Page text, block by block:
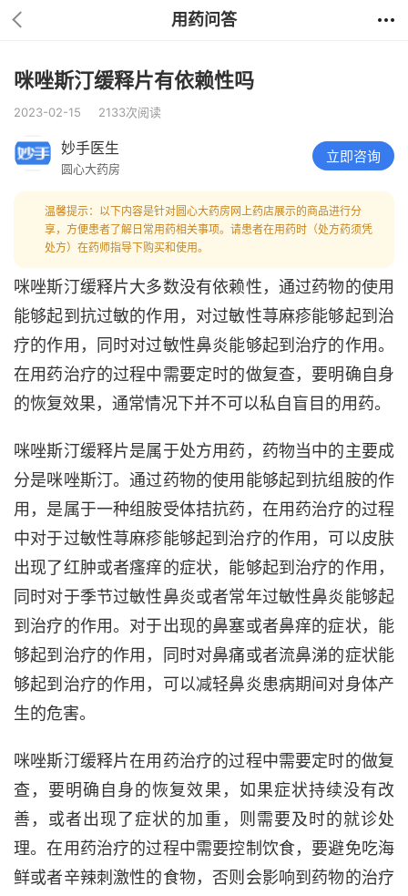
用药问答
咪唑斯汀缓释片有依赖性吗
2023-02-15 2133次阅读
妙手医生
圆心大药房
立即咨询
温馨提示：以下内容是针对圆心大药房网上药店展示的商品进行分
享，方便患者了解日常用药相关事项。请患者在用药时（处方药须凭
处方）在药师指导下购买和使用。
咪唑斯汀缓释片大多数没有依赖性，通过药物的使用
能够起到抗过敏的作用，对过敏性荨麻疹能够起到治
疗的作用，同时对过敏性鼻炎能够起到治疗的作用。
在用药治疗的过程中需要定时的做复查，要明确自身
的恢复效果，通常情况下并不可以私自盲目的用药。
咪唑斯汀缓释片是属于处方用药，药物当中的主要成
分是咪唑斯汀。通过药物的使用能够起到抗组胺的作
用，是属于一种组胺受体拮抗药，在用药治疗的过程
中对于过敏性荨麻疹能够起到治疗的作用，可以皮肤
出现了红肿或者瘙痒的症状，能够起到治疗的作用，
同时对于季节过敏性鼻炎或者常年过敏性鼻炎能够起
到治疗的作用。对于出现的鼻塞或者鼻痒的症状，能
够起到治疗的作用，同时对鼻痛或者流鼻涕的症状能
够起到治疗的作用，可以减轻鼻炎患病期间对身体产
生的危害。
咪唑斯汀缓释片在用药治疗的过程中需要定时的做复
查，要明确自身的恢复效果，如果症状持续没有改
善，或者出现了症状的加重，则需要及时的就诊处
理。在用药治疗的过程中需要控制饮食，要避免吃海
鲜或者辛辣刺激性的食物，否则会影响到药物的治疗